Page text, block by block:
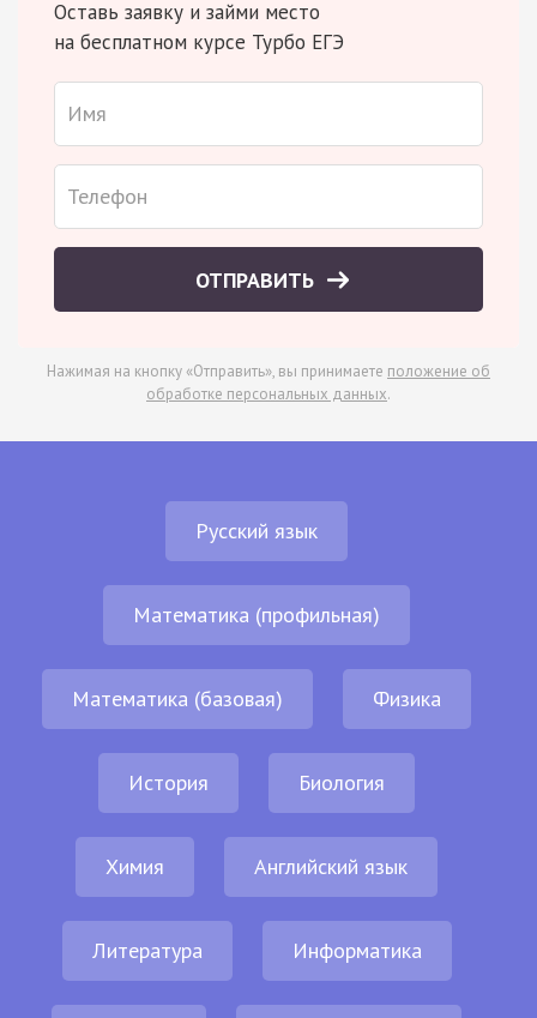
Оставь заявку и займи место
на бесплатном курсе Турбо ЕГЭ
ОТПРАВИТЬ
Нажимая на кнопку «Отправить», вы принимаете положение об
обработке персональных данных.
Русский язык
Математика (профильная)
Математика (базовая) Физика
История Биология
Химия Английский язык
Литература Информатика